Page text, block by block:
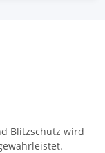
Blitzschutz wird